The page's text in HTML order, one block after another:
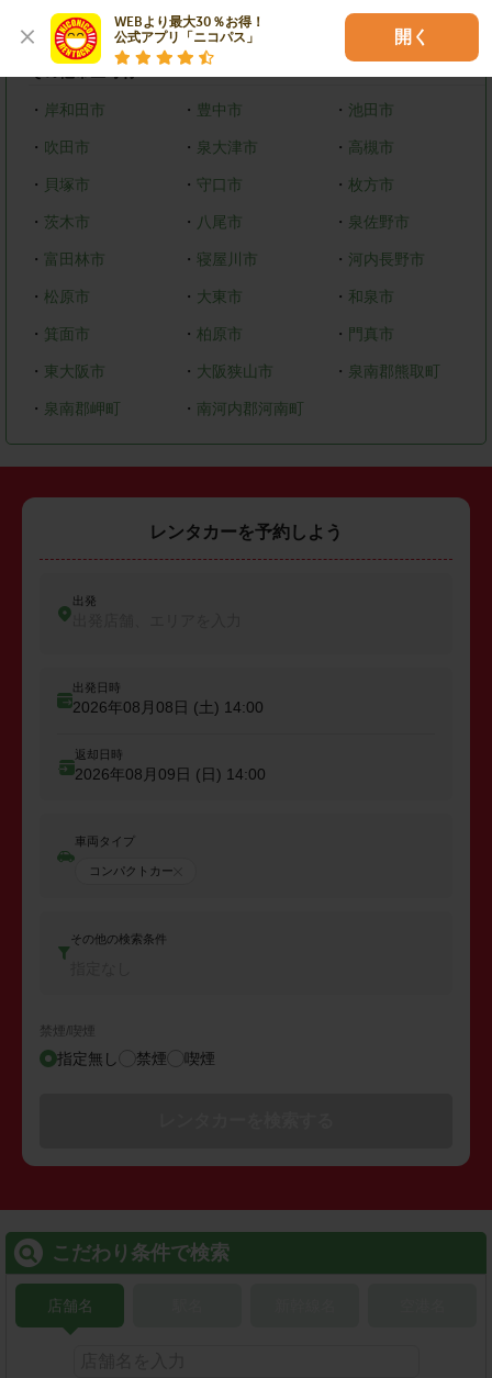
WEBより最大30％お得！
公式アプリ「ニコパス」
開く
美原区
・ 岸和田市 ・ 豊中市 ・ 池田市
・ 吹田市 ・ 泉大津市 ・ 高槻市
・ 貝塚市 ・ 守口市 ・枚方市
・ 茨木市 ・ 八尾市 ・ 泉佐野市
・ 富田林市 ・ 寝屋川市 ・ 河内長野市
・ 松原市 ・ 大東市 ・ 和泉市
・ 箕面市 ・ 柏原市 ・ 門真市
・ 東大阪市 ・ 大阪狭山市 ・ 泉南郡熊取町
・ 泉南郡岬町 ・ 南河内郡河南町
レンタカーを予約しよう
出発
出発日時
2026年08月08日 (土) 14:00
返却日時
2026年08月09日 (日) 14:00
車両タイプ
コンパクトカー
その他の検索条件
禁煙/喫煙
指定無し 禁煙 喫煙
こだわり条件で検索
店舗名